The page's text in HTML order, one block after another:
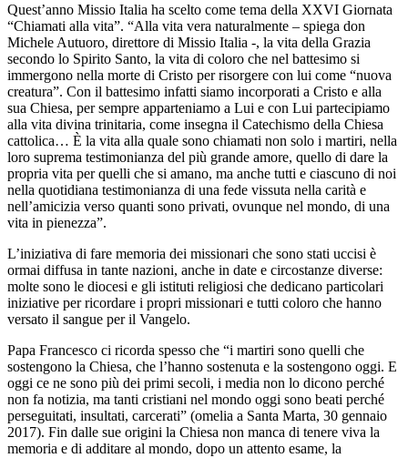
Quest’anno Missio Italia ha scelto come tema della XXVI Giornata
“Chiamati alla vita”. “Alla vita vera naturalmente – spiega don
Michele Autuoro, direttore di Missio Italia -, la vita della Grazia
secondo lo Spirito Santo, la vita di coloro che nel battesimo si
immergono nella morte di Cristo per risorgere con lui come “nuova
creatura”. Con il battesimo infatti siamo incorporati a Cristo e alla
sua Chiesa, per sempre apparteniamo a Lui e con Lui partecipiamo
alla vita divina trinitaria, come insegna il Catechismo della Chiesa
cattolica… È la vita alla quale sono chiamati non solo i martiri, nella
loro suprema testimonianza del più grande amore, quello di dare la
propria vita per quelli che si amano, ma anche tutti e ciascuno di noi
nella quotidiana testimonianza di una fede vissuta nella carità e
nell’amicizia verso quanti sono privati, ovunque nel mondo, di una
vita in pienezza”.
L’iniziativa di fare memoria dei missionari che sono stati uccisi è
ormai diffusa in tante nazioni, anche in date e circostanze diverse:
molte sono le diocesi e gli istituti religiosi che dedicano particolari
iniziative per ricordare i propri missionari e tutti coloro che hanno
versato il sangue per il Vangelo.
Papa Francesco ci ricorda spesso che “i martiri sono quelli che
sostengono la Chiesa, che l’hanno sostenuta e la sostengono oggi. E
oggi ce ne sono più dei primi secoli, i media non lo dicono perché
non fa notizia, ma tanti cristiani nel mondo oggi sono beati perché
perseguitati, insultati, carcerati” (omelia a Santa Marta, 30 gennaio
2017). Fin dalle sue origini la Chiesa non manca di tenere viva la
memoria e di additare al mondo, dopo un attento esame, la